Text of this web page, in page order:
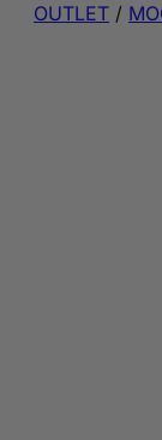
OUTLET /